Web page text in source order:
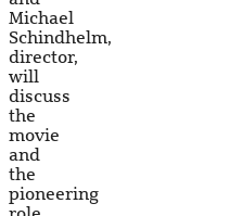
Michael
Schindhelm,
director,
will
discuss
the
movie
and
the
pioneering